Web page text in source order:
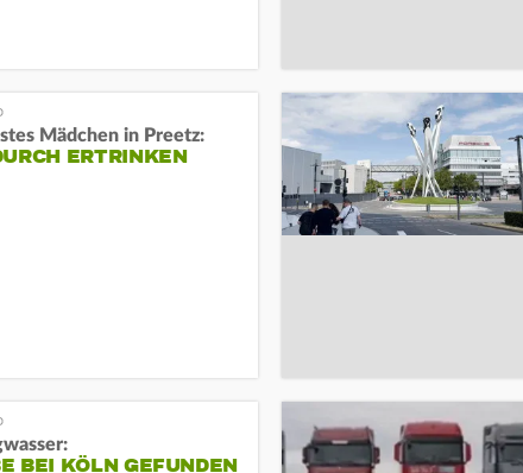
Mädchen in Preetz:
ERTRINKEN
BEI KÖLN GEFUNDEN